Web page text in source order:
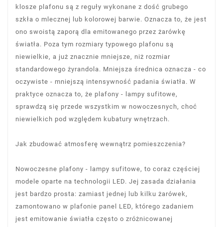
klosze plafonu są z reguły wykonane z dość grubego
szkła o mlecznej lub kolorowej barwie. Oznacza to, że jest
ono swoistą zaporą dla emitowanego przez żarówkę
światła. Poza tym rozmiary typowego plafonu są
niewielkie, a już znacznie mniejsze, niż rozmiar
standardowego żyrandola. Mniejsza średnica oznacza - co
oczywiste - mniejszą intensywność padania światła. W
praktyce oznacza to, że plafony - lampy sufitowe,
sprawdzą się przede wszystkim w nowoczesnych, choć
niewielkich pod względem kubatury wnętrzach.
Jak zbudować atmosferę wewnątrz pomieszczenia?
Nowoczesne plafony - lampy sufitowe, to coraz częściej
modele oparte na technologii LED. Jej zasada działania
jest bardzo prosta: zamiast jednej lub kilku żarówek,
zamontowano w plafonie panel LED, którego zadaniem
jest emitowanie światła często o zróżnicowanej